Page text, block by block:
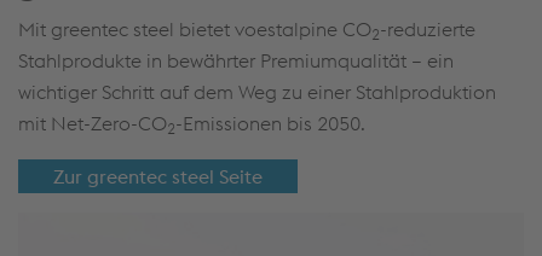
Mit greentec steel bietet voestalpine CO2-reduzierte
Stahlprodukte in bewährter Premiumqualität – ein
wichtiger Schritt auf dem Weg zu einer Stahlproduktion
mit Net-Zero-CO2-Emissionen bis 2050.
Zur greentec steel Seite